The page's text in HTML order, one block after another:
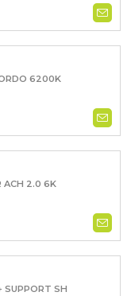
6200K
ACH 2.0 6K
SUPPORT SH